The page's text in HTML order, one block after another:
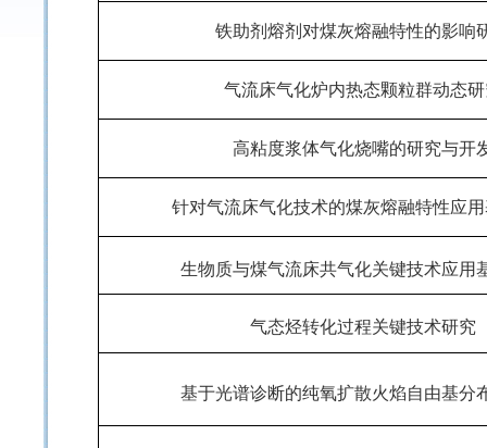
铁助剂熔剂对煤灰熔融特性的影响
气流床气化炉内热态颗粒群动态
高粘度浆体气化烧嘴的研究与开
针对气流床气化技术的煤灰熔融特性应
生物质与煤气流床共气化关键技术应用
气态烃转化过程关键技术研究
基于光谱诊断的纯氧扩散火焰自由基分